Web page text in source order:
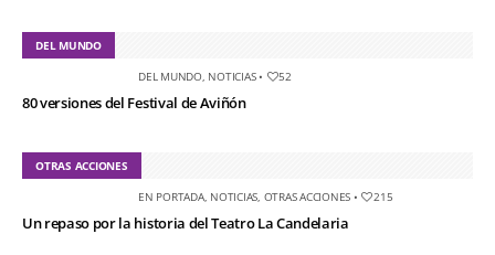
DEL MUNDO
DEL MUNDO, NOTICIAS• 52
80 versiones del Festival de Aviñón
OTRAS ACCIONES
EN PORTADA, NOTICIAS, OTRAS ACCIONES • 215
Un repaso por la historia del Teatro La Candelaria